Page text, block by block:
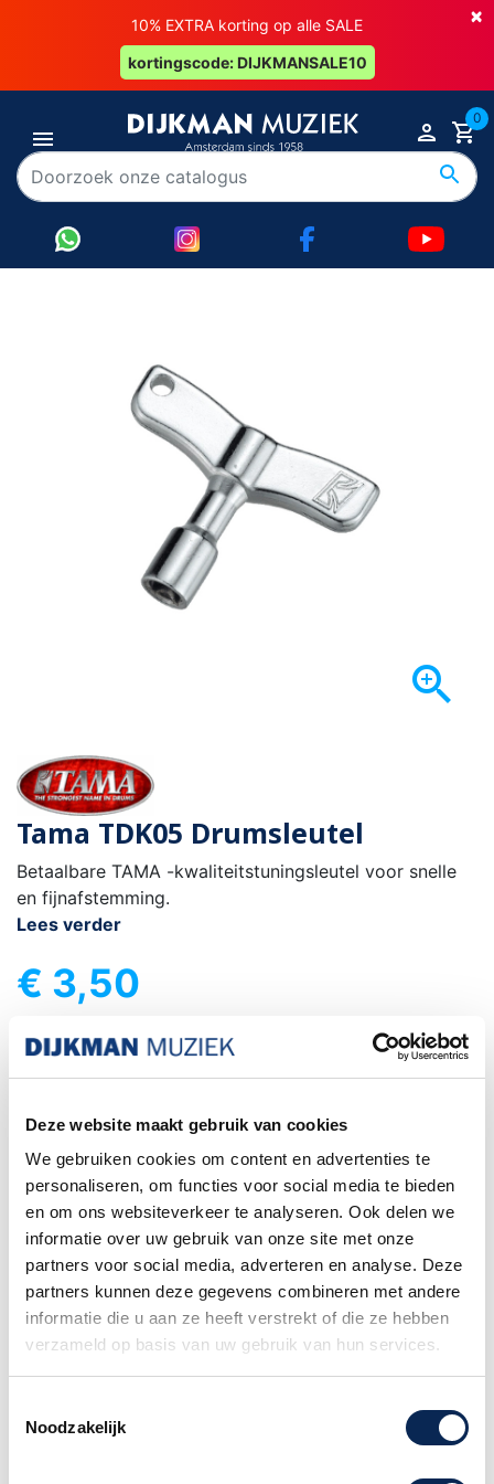
Deze website maakt gebruik van cookies
We gebruiken cookies om content en advertenties te
personaliseren, om functies voor social media te bieden
en om ons websiteverkeer te analyseren. Ook delen we
informatie over uw gebruik van onze site met onze
partners voor social media, adverteren en analyse. Deze
partners kunnen deze gegevens combineren met andere
informatie die u aan ze heeft verstrekt of die ze hebben
verzameld op basis van uw gebruik van hun services.
Noodzakelijk
×
10% EXTRA korting op alle SALE
kortingscode: DIJKMANSALE10
0

Tama TDK05 Drumsleutel
Betaalbare TAMA -kwaliteitstuningsleutel voor snelle
en fijnafstemming.
Lees verder
€ 3,50
Ergens anders goedkoper? Bericht ons.
Levertijd: 1 - 5 werkdagen
Gratis verzending
Exacte levertijd weten?
Bel naar de winkel! 020-6265611
Het kiezen van eenDHL service punt is niet
mogelijk wanneer uw bestelling een piano of
bevat. Dit formaat pakket wordt door het
postpunt namelijk niet geaccepteerd.